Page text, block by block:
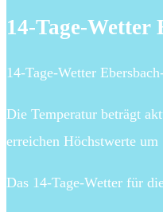
14-Tage-Wetter
14-Tage-Wetter
Die Temperatur beträgt
erreichen Höchstwerte um
Das 14-Tage-Wetter für